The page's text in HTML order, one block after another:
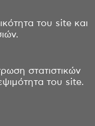
του site και
στατιστικών
του site.